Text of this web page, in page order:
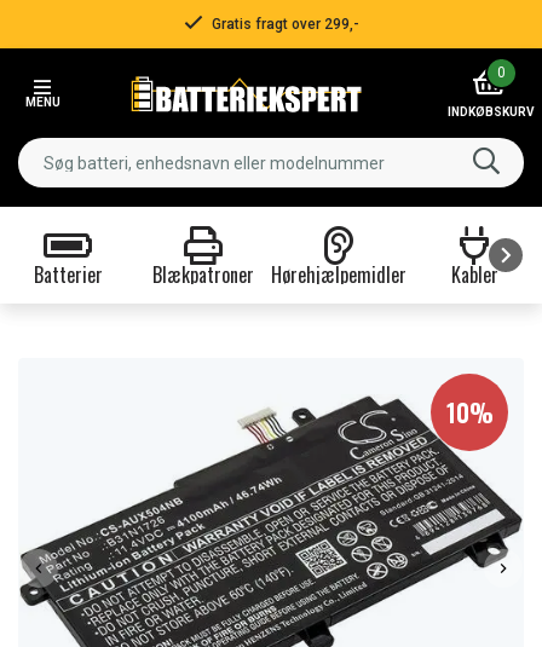
Gratis fragt over 299,-
MENU
0
INDKØBSKURV
Batterier Blækpatroner Hørehjælpemidler Kabler
10%